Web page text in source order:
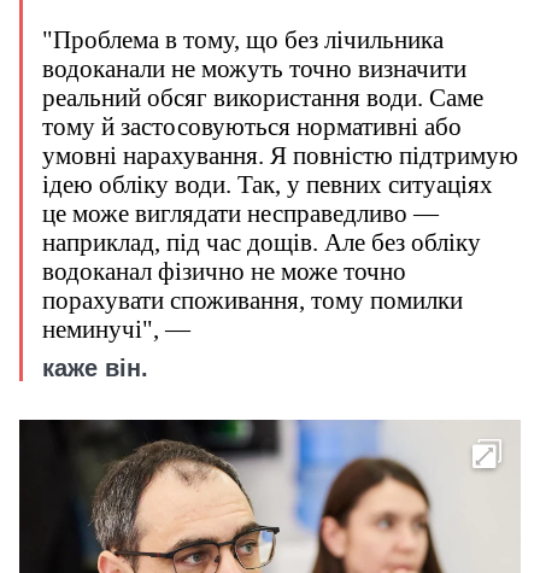
"Проблема в тому, що без лічильника
водоканали не можуть точно визначити
реальний обсяг використання води. Саме
тому й застосовуються нормативні або
умовні нарахування. Я повністю підтримую
ідею обліку води. Так, у певних ситуаціях
це може виглядати несправедливо —
наприклад, під час дощів. Але без обліку
водоканал фізично не може точно
порахувати споживання, тому помилки
неминучі", —
каже він.